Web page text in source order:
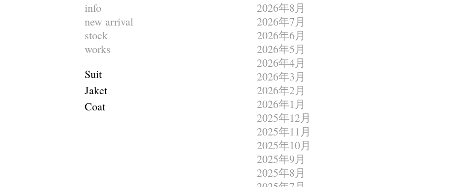
info
new arrival
stock
works
Suit
Jaket
Coat
2026年8月
2026年7月
2026年6月
2026年5月
2026年4月
2026年3月
2026年2月
2026年1月
2025年12月
2025年11月
2025年10月
2025年9月
2025年8月